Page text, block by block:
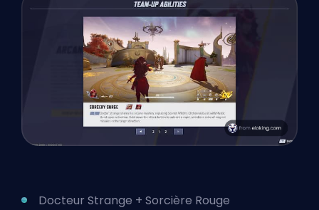
Docteur Strange + Sorcière Rouge